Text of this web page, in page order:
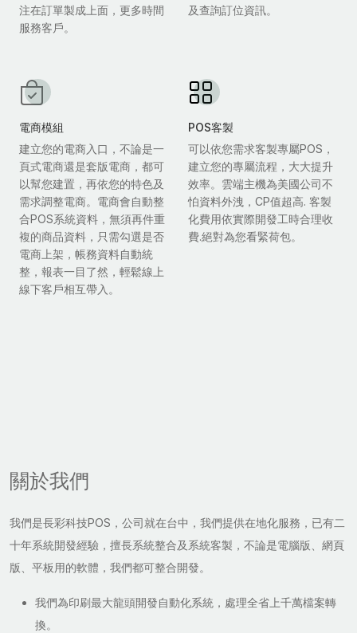
注在訂單製成上面，更多時間
服務客戶。
及查詢訂位資訊。
電商模組
建立您的電商入口，不論是一
頁式電商還是套版電商，都可
以幫您建置，再依您的特色及
需求調整電商。電商會自動整
合POS系統資料，無須再件重
複的商品資料，只需勾選是否
電商上架，帳務資料自動統
整，報表一目了然，輕鬆線上
線下客戶相互帶入。
POS客製
可以依您需求客製專屬POS，
建立您的專屬流程，大大提升
效率。雲端主機為美國公司不
怕資料外洩，CP值超高. 客製
化費用依實際開發工時合理收
費.絕對為您看緊荷包。
關於我們
我們是長彩科技POS，公司就在台中，我們提供在地化服務，已有二
十年系統開發經驗，擅長系統整合及系統客製，不論是電腦版、網頁
版、平板用的軟體，我們都可整合開發。
我們為印刷最大龍頭開發自動化系統，處理全省上千萬檔案轉
換。